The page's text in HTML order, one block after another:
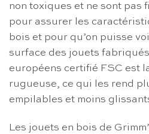
non toxiques et ne sont pas
pour assurer les
bois et pour qu’on puisse
surface des jouets
européens certifié FSC est
rugueuse, ce qui les rend
empilables et moins
Les jouets en bois de